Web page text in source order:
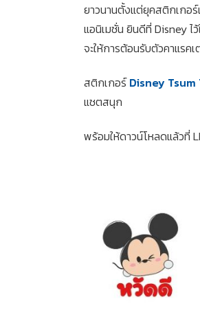
ยาวนานตั้งแต่ยุคสติกเกอร์
แอนิเมชั่น ยินดีที่ Disney ไ
จะให้การต้อนรับตัวคาแรค
สติกเกอร์Disney
แชตสนุก
พร้อมให้ดาวน์โหลดแล้วที่